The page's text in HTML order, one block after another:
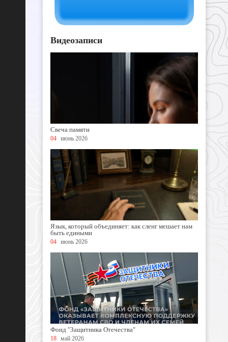
Видеозаписи
Свеча памяти
04 июнь 2026
Язык, который объединяет: как сленг мешает нам
быть едиными
04 июнь 2026
Фонд "Защитника Отечества"
18 май 2026